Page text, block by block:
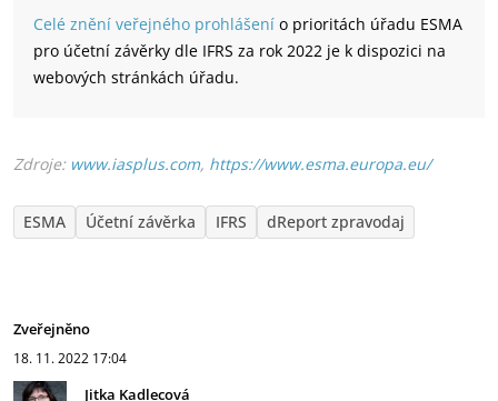
Celé znění veřejného prohlášení o prioritách úřadu ESMA
pro účetní závěrky dle IFRS za rok 2022 je k dispozici na
webových stránkách úřadu.
Zdroje: www.iasplus.com, https://www.esma.europa.eu/
ESMA Účetní závěrka IFRS dReport zpravodaj
Zveřejněno
18. 11. 2022 17:04
Jitka Kadlecová